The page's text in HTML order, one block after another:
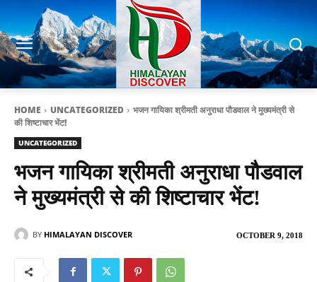
HOME UNCATEGORIZED
भजन गायिका श्रीमती अनुराधा पौडवाल ने मुख्यमंत्री से
की शिष्टाचार भेंट!
UNCATEGORIZED
भजन गायिका श्रीमती अनुराधा पौडवाल
ने मुख्यमंत्री से की शिष्टाचार भेंट!
OCTOBER 9, 2018
BY HIMALAYAN DISCOVER